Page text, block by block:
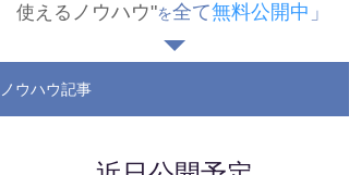
使える ノウハウ"を全て無料公開中 」
ノウハウ記事